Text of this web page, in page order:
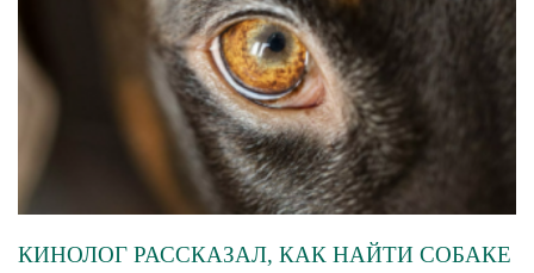
КИНОЛОГ РАССКАЗАЛ, КАК НАЙТИ СОБАКЕ